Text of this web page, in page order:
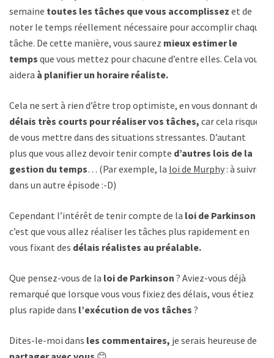
semaine toutes les tâches que vous accomplissez et de
noter le temps réellement nécessaire pour accomplir chaque
tâche. De cette manière, vous saurez mieux estimer le
temps que vous mettez pour chacune d’entre elles. Cela vous
aidera à planifier un horaire réaliste.
Cela ne sert à rien d’être trop optimiste, en vous donnant des
délais très courts pour réaliser vos tâches, car cela risque
de vous mettre dans des situations stressantes. D’autant
plus que vous allez devoir tenir compte d’autres lois de la
gestion du temps… (Par exemple, la loi de Murphy: à suivre
dans un autre épisode :-D)
Cependant l’intérêt de tenir compte de la loi de Parkinson
c’est que vous allez réaliser les tâches plus rapidement en
vous fixant des délais réalistes au préalable.
Que pensez-vous de la loi de Parkinson ? Aviez-vous déjà
remarqué que lorsque vous vous fixiez des délais, vous étiez
plus rapide dans l’exécution de vos tâches ?
Dites-le-moi dans les commentaires, je serais heureuse de